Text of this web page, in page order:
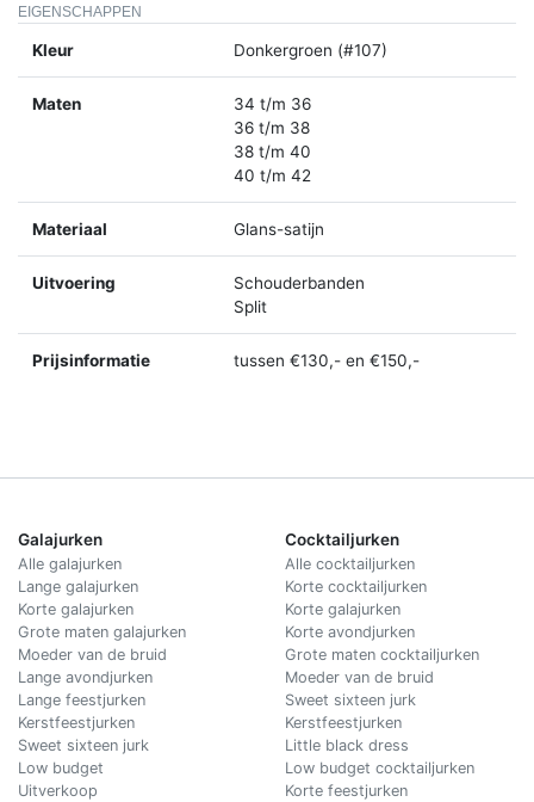
EIGENSCHAPPEN
Kleur Donkergroen (#107)
Maten
34 t/m 36
36 t/m 38
38 t/m 40
40 t/m 42
Materiaal Glans-satijn
Uitvoering
Schouderbanden
Split
Prijsinformatie tussen €130,- en €150,-
Galajurken
Alle galajurken
Lange galajurken
Korte galajurken
Grote maten galajurken
Moeder van de bruid
Lange avondjurken
Lange feestjurken
Kerstfeestjurken
Sweet sixteen jurk
Low budget
Uitverkoop
Cocktailjurken
Alle cocktailjurken
Korte cocktailjurken
Korte galajurken
Korte avondjurken
Grote maten cocktailjurken
Moeder van de bruid
Sweet sixteen jurk
Kerstfeestjurken
Little black dress
Low budget cocktailjurken
Korte feestjurken